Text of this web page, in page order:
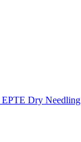
EPTE Dry Needling